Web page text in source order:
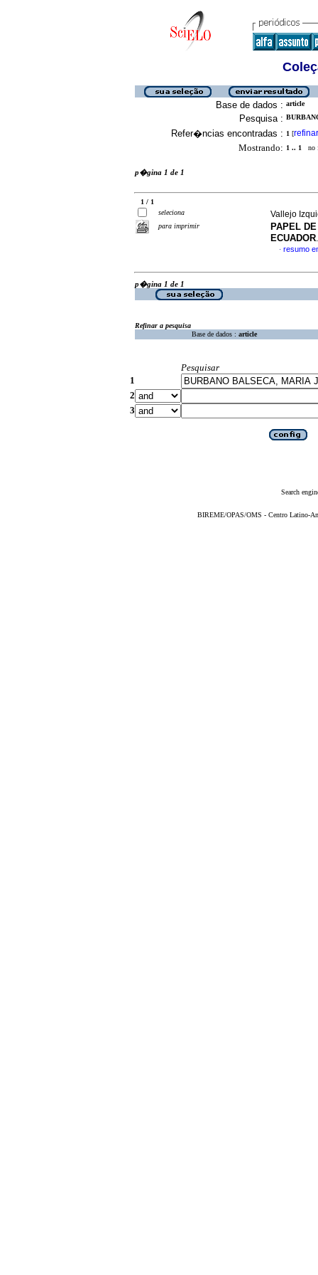
Base de dados : article
Pesquisa :
Refer�ncias encontradas : 1 [refinar
Mostrando: 1 .. 1 no
p�gina 1 de 1
1 / 1
seleciona
para imprimir
Vallejo
PAPEL
ECUADOR
· resumo
p�gina 1 de 1
Refinar a pesquisa
Base de dados : article
Pesquisar
1
2
3
Search
BIREME/OPAS/OMS - Centro Latino-